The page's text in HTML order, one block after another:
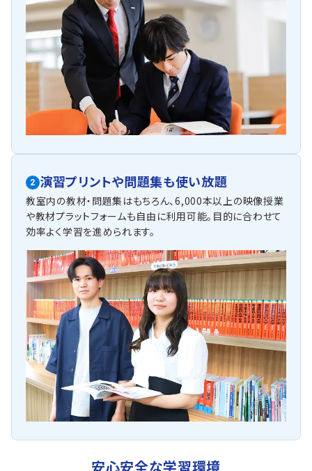
2 演習プリントや問題集も使い放題
教室内の教材・問題集はもちろん、6,000本以上の映像授業
や教材プラットフォームも自由に利用可能。目的に合わせて
効率よく学習を進められます。
安心安全な学習環境